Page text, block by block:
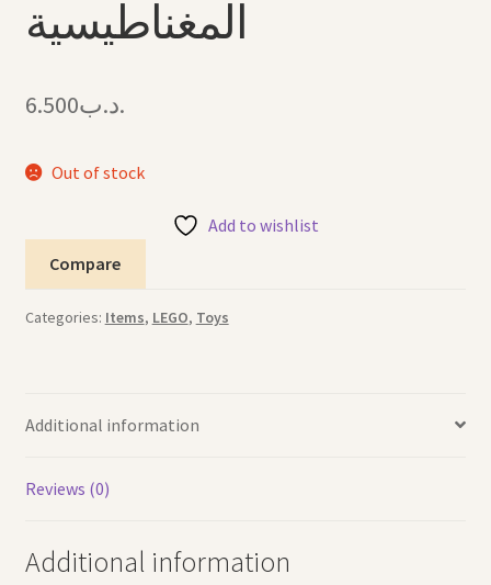
المغناطيسية
.د.ب6.500
Out of stock
Add to wishlist
Compare
Categories: Items, LEGO, Toys
Additional information
Reviews (0)
Additional information